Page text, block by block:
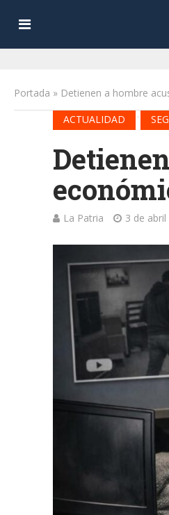
Portada » Detienen a hombre
ACTUALIDAD
La Patria 3 de